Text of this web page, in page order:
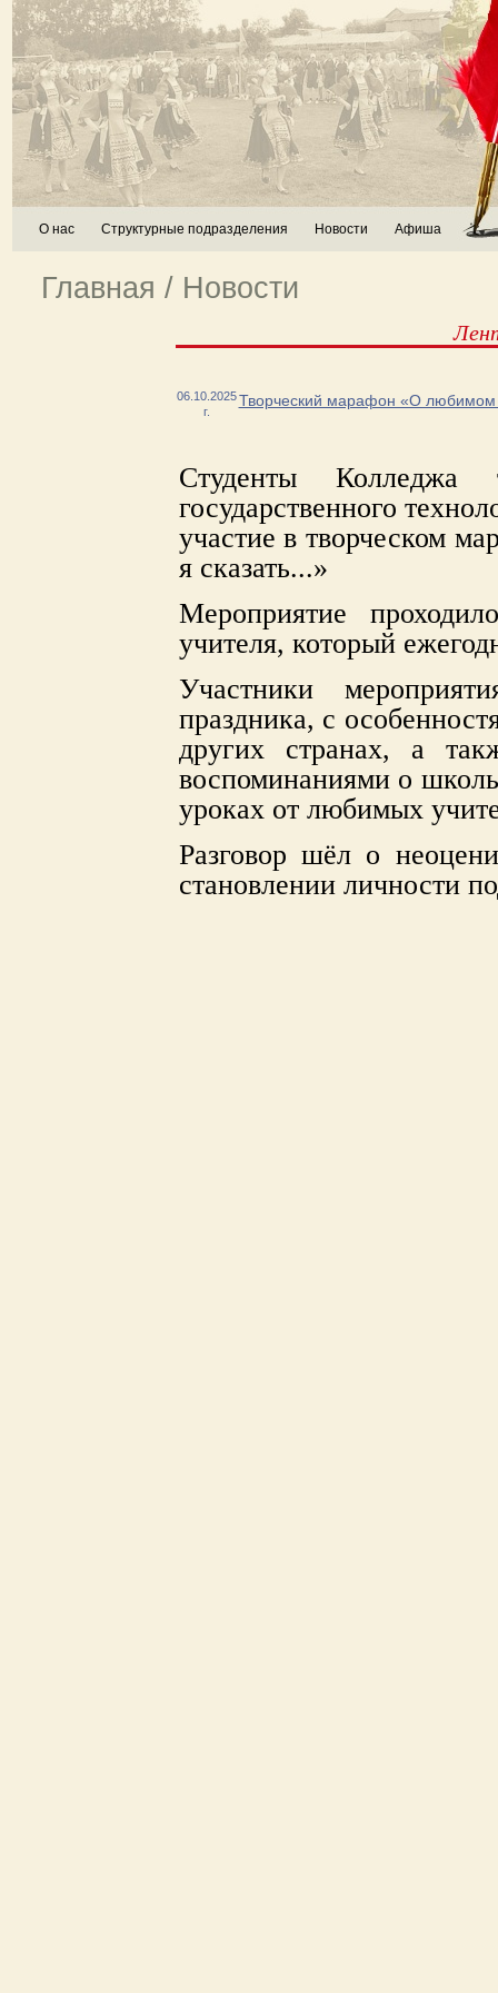
О нас Структурные подразделения Новости Афиша
Главная / Новости
06.10.2025
г.
Творческий марафон «О любимом
Студенты Колледжа
государственного
участие в творческом
я сказать...»
Мероприятие
учителя, который
Участники
праздника, с
других странах, а
воспоминаниями о
уроках от любимых
Разговор шёл о
становлении личности